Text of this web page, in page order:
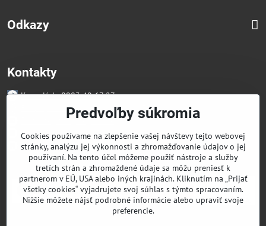
Odkazy
Kontakty
Kancelária 0903 49 67 27
Faktúry/Reklamácia 0914 27 44 27
Email skglass@skglass.sk
Projekty gastro@skglass.sk
Osobný Odber Bratislavská 919/4 Dunajská Streda
Predvoľby súkromia
Cookies používame na zlepšenie vašej návštevy tejto webovej
stránky, analýzu jej výkonnosti a zhromažďovanie údajov o jej
používaní. Na tento účel môžeme použiť nástroje a služby
tretích strán a zhromaždené údaje sa môžu preniesť k
partnerom v EÚ, USA alebo iných krajinách. Kliknutím na „Prijať
všetky cookies“ vyjadrujete svoj súhlas s týmto spracovaním.
Nižšie môžete nájsť podrobné informácie alebo upraviť svoje
preferencie.